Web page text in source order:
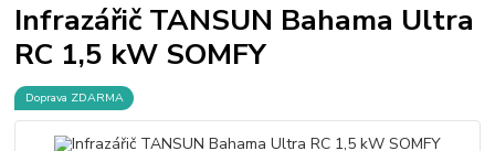
Infrazářič TANSUN Bahama Ultra
RC 1,5 kW SOMFY
Doprava ZDARMA